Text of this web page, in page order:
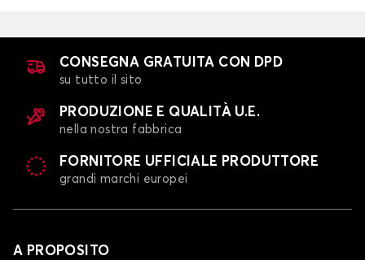
CONSEGNA GRATUITA CON DPD
su tutto il sito
PRODUZIONE E QUALITÀ U.E.
nella nostra fabbrica
FORNITORE UFFICIALE PRODUTTORE
grandi marchi europei
A PROPOSITO